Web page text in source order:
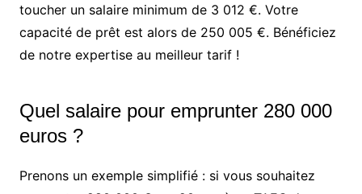
toucher un salaire minimum de 3 012 €. Votre
capacité de prêt est alors de 250 005 €. Bénéficiez
de notre expertise au meilleur tarif !
Quel salaire pour emprunter 280 000
euros ?
Prenons un exemple simplifié : si vous souhaitez